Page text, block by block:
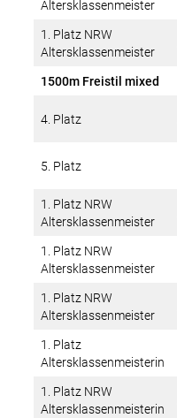
Altersklassenmeister
1. Platz NRW
Altersklassenmeister
1500m Freistil mixed
4. Platz
5. Platz
1. Platz NRW
Altersklassenmeister
1. Platz NRW
Altersklassenmeister
1. Platz NRW
Altersklassenmeister
1. Platz
Altersklassenmeisterin
1. Platz NRW
Altersklassenmeisterin